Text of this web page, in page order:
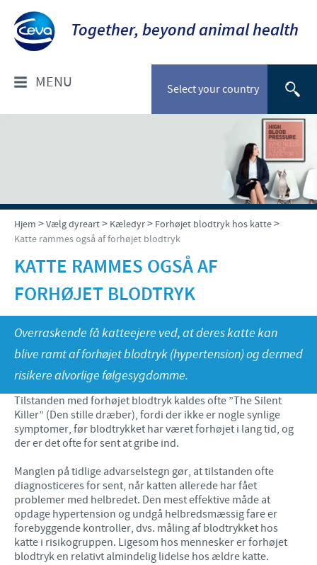
Together, beyond animal health
Select your country
MENU
FOR DYRLÆGER: PRODUKTER
Til kæledyr
Til stordyr
VÆLG DYREART
Kæledyr
Gris
Kvæg
NYHEDER & EVENTS
Nyheder
TIL FORHANDLERE
Materiale til download
Ceva Onlineuddannelse
KONTAKT
Ledelsen Ceva Nordic
Fjerkræ, fagspecialister
Grise, fagspecialister
Kvæg, fagspecialister
Kæledyr, fagspecialister
Administration og marketing
Ansøg om sponsorat
Hjem >Vælg dyreart> Kæledyr> Forhøjet blodtryk hos katte>
Katte rammes også af forhøjet blodtryk
KATTE RAMMES OGSÅ AF
FORHØJET BLODTRYK
Overraskende få katteejere ved, at deres katte kan
blive ramt af forhøjet blodtryk (hypertension) og dermed
risikere alvorlige følgesygdomme.
Tilstanden med forhøjet blodtryk kaldes ofte ”The Silent
Killer” (Den stille dræber), fordi der ikke er nogle synlige
symptomer, før blodtrykket har været forhøjet i lang tid, og
der er det ofte for sent at gribe ind.
Manglen på tidlige advarselstegn gør, at tilstanden ofte
diagnosticeres for sent, når katten allerede har fået
problemer med helbredet. Den mest effektive måde at
opdage hypertension og undgå helbredsmæssig fare er
forebyggende kontroller, dvs. måling af blodtrykket hos
katte i risikogruppen. Ligesom hos mennesker er forhøjet
blodtryk en relativt almindelig lidelse hos ældre katte.